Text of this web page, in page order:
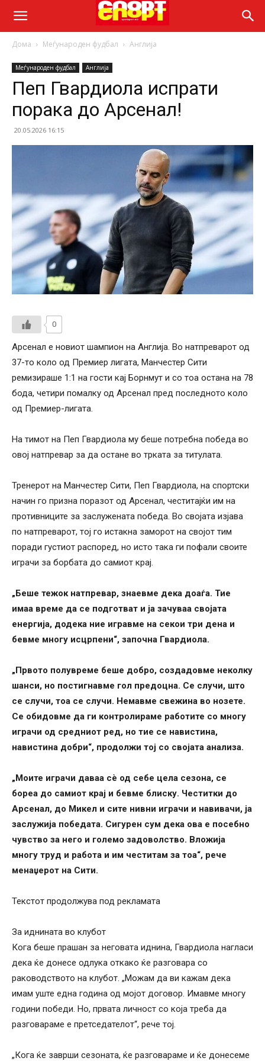
Дома Меѓународен фудбал Англија
Меѓународен фудбал Англија
Пеп Гвардиола испрати
порака до Арсенал!
20.05.2026 16:15
0
Арсенал е новиот шампион на Англија. Во натпреварот од
37-то коло од Премиер лигата, Манчестер Сити
ремизираше 1:1 на гости кај Борнмут и со тоа остана на 78
бода, четири помалку од Арсенал пред последното коло
од Премиер-лигата.
На тимот на Пеп Гвардиола му беше потребна победа во
овој натпревар за да остане во трката за титулата.
Тренерот на Манчестер Сити, Пеп Гвардиола, на спортски
начин го призна поразот од Арсенал, честитајќи им на
противниците за заслужената победа. Во својата изјава
по натпреварот, тој го истакна заморот на својот тим
поради густиот распоред, но исто така ги пофали своите
играчи за борбата до самиот крај.
„Беше тежок натпревар, знаевме дека доаѓа. Тие
имаа време да се подготват и ја зачуваа својата
енергија, додека ние игравме на секои три дена и
бевме многу исцрпени“, започна Гвардиола.
„Првото полувреме беше добро, создадовме неколку
шанси, но постигнавме гол предоцна. Се случи, што
се случи, тоа се случи. Немавме свежина во нозете.
Се обидовме да ги контролираме работите со многу
играчи од средниот ред, но тие се навистина,
навистина добри“, продолжи тој со својата анализа.
„Моите играчи даваа сè од себе цела сезона, се
бореа до самиот крај и бевме блиску. Честитки до
Арсенал, до Микел и сите нивни играчи и навивачи, ја
заслужија победата. Сигурен сум дека ова е посебно
чувство за него и големо задоволство. Вложија
многу труд и работа и им честитам за тоа“, рече
менаџерот на Сити.
Текстот продолжува под рекламата
За иднината во клубот
Кога беше прашан за неговата иднина, Гвардиола нагласи
дека ќе донесе одлука откако ќе разговара со
раководството на клубот. „Можам да ви кажам дека
имам уште една година од мојот договор. Имавме многу
години победи. Но, првата личност со која треба да
разговараме е претседателот“, рече тој.
„Кога ќе заврши сезоната, ќе разговараме и ќе донесеме